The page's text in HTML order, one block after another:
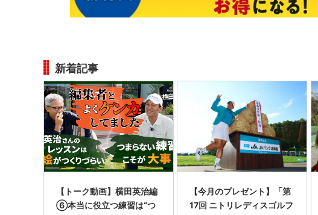
新着記事
【トーク動画】横田英治編
⑥本当に役立つ練習は“つ
【今月のプレゼント】「第
17回 ニトリレディスゴルフ